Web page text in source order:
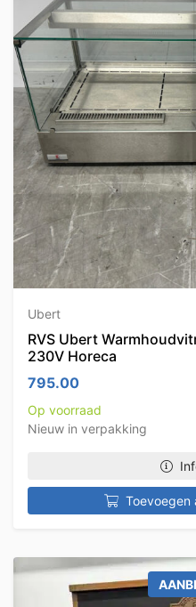
Ubert
RVS Ubert
230V Horeca
795.00
Op voorraad
Nieuw in verpakking
Toevoegen